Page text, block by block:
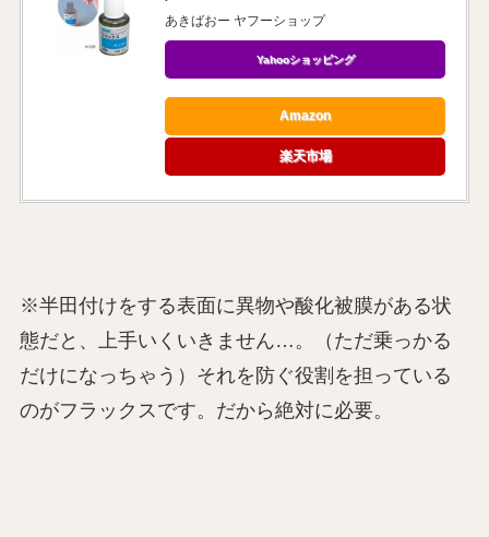
あきばおー ヤフーショップ
Yahooショッピング
Amazon
楽天市場
※半田付けをする表面に異物や酸化被膜がある状
態だと、上手いくいきません…。（ただ乗っかる
だけになっちゃう）それを防ぐ役割を担っている
のがフラックスです。だから絶対に必要。